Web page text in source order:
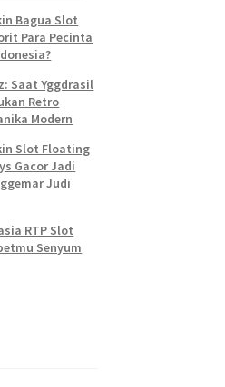
Bagua Slot
Para Pecinta
Saat Yggdrasil
Retro
Modern
Slot Floating
Gacor Jadi
Judi
RTP Slot
Senyum